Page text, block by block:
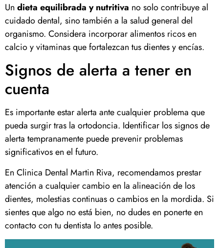
Un dieta equilibrada y nutritiva no solo contribuye al
cuidado dental, sino también a la salud general del
organismo. Considera incorporar alimentos ricos en
calcio y vitaminas que fortalezcan tus dientes y encías.
Signos de alerta a tener en
cuenta
Es importante estar alerta ante cualquier problema que
pueda surgir tras la ortodoncia. Identificar los signos de
alerta tempranamente puede prevenir problemas
significativos en el futuro.
En Clinica Dental Martin Riva, recomendamos prestar
atención a cualquier cambio en la alineación de los
dientes, molestias continuas o cambios en la mordida. Si
sientes que algo no está bien, no dudes en ponerte en
contacto con tu dentista lo antes posible.